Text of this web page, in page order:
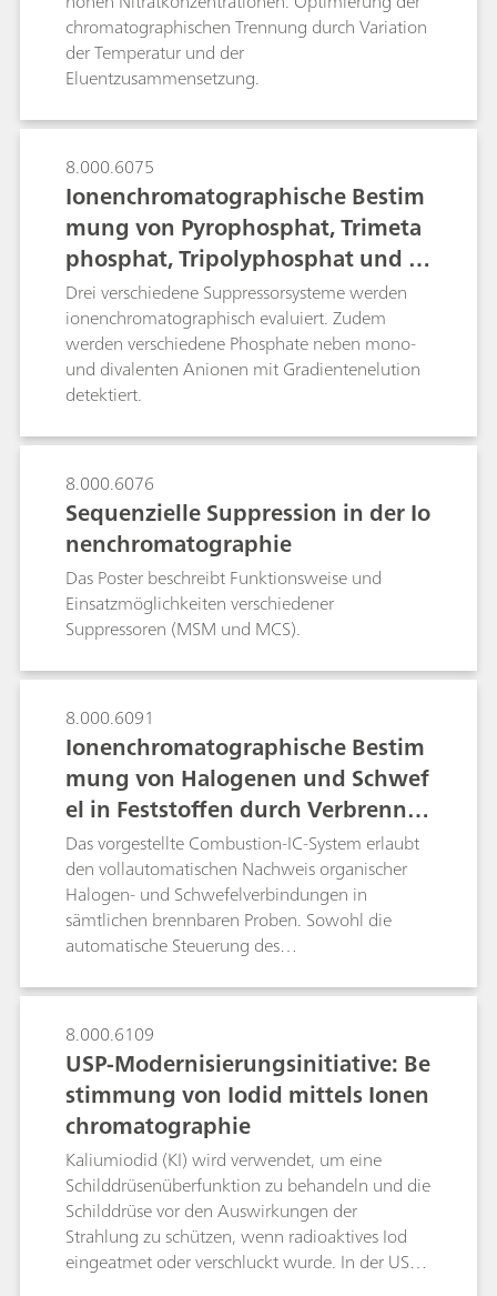
chromatographischen Trennung durch Variation
der Temperatur und der
Eluentzusammensetzung.
8.000.6075
Ionenchromatographische Bestim
mung von Pyrophosphat, Trimeta
phosphat, Tripolyphosphat und St
andardionen in Tensiden und Dün
gern
Drei verschiedene Suppressorsysteme werden
ionenchromatographisch evaluiert. Zudem
werden verschiedene Phosphate neben mono-
und divalenten Anionen mit Gradientenelution
detektiert.
8.000.6076
Sequenzielle Suppression in der Io
nenchromatographie
Das Poster beschreibt Funktionsweise und
Einsatzmöglichkeiten verschiedener
Suppressoren (MSM und MCS).
8.000.6091
Ionenchromatographische Bestim
mung von Halogenen und Schwef
el in Feststoffen durch Verbrennu
ng als Inline-Probenvorbereitung
Das vorgestellte Combustion-IC-System erlaubt
den vollautomatischen Nachweis organischer
Halogen- und Schwefelverbindungen in
sämtlichen brennbaren Proben. Sowohl die
automatische Steuerung des
Flammensensor als auch das professionelle
Liquid Handling garantieren höchste Präzision
und Richtigkeit. Dieses Poster beschreibt die
Bestimmung des Halogen- und Schwefelgehalts
in einem zertifizierten Polymerstandard, einem
Kohlereferenzmaterial sowie Latex- und
Vinylhandschuhen.
8.000.6109
USP-Modernisierungsinitiative: Be
stimmung von Iodid mittels Ionen
chromatographie
Kaliumiodid (KI) wird verwendet, um eine
Schilddrüsenüberfunktion zu behandeln und die
Schilddrüse vor den Auswirkungen der
Strahlung zu schützen, wenn radioaktives Iod
eingeatmet oder verschluckt wurde. In der USP-